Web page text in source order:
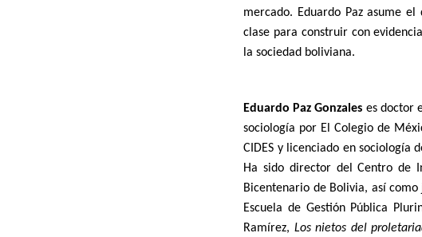
mercado. Eduardo Paz asume
clase para construir con
la sociedad boliviana.
Eduardo Paz Gonzales es doctor
sociología por El Colegio de
CIDES y licenciado en sociología
Ha sido director del Centro de
Bicentenario de Bolivia, así
Escuela de Gestión Pública
Ramírez, Los nietos del